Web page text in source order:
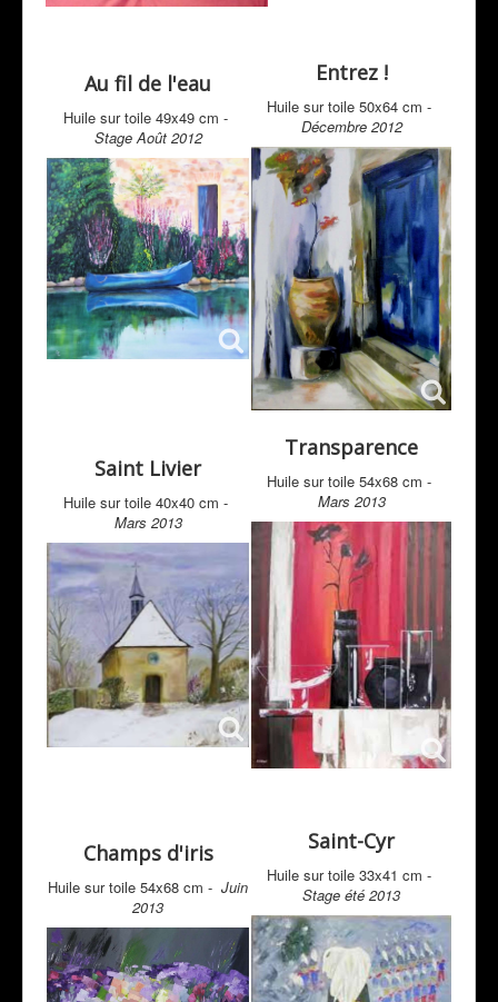
Au fil de l'eau
Huile sur toile 49x49 cm -
Stage Août 2012
Entrez !
Huile sur toile 50x64 cm -
Décembre 2012
Saint Livier
Huile sur toile 40x40 cm -
Mars 2013
Transparence
Huile sur toile 54x68 cm -
Mars 2013
Champs d'iris
Huile sur toile 54x68 cm - Juin
2013
Saint-Cyr
Huile sur toile 33x41 cm -
Stage été 2013